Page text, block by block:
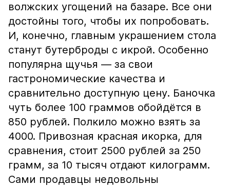
волжских угощений на базаре. Все они
достойны того, чтобы их попробовать.
И, конечно, главным украшением стола
станут бутерброды с икрой. Особенно
популярна щучья — за свои
гастрономические качества и
сравнительно доступную цену. Баночка
чуть более 100 граммов обойдётся в
850 рублей. Полкило можно взять за
4000. Привозная красная икорка, для
сравнения, стоит 2500 рублей за 250
грамм, за 10 тысяч отдают килограмм.
Сами продавцы недовольны